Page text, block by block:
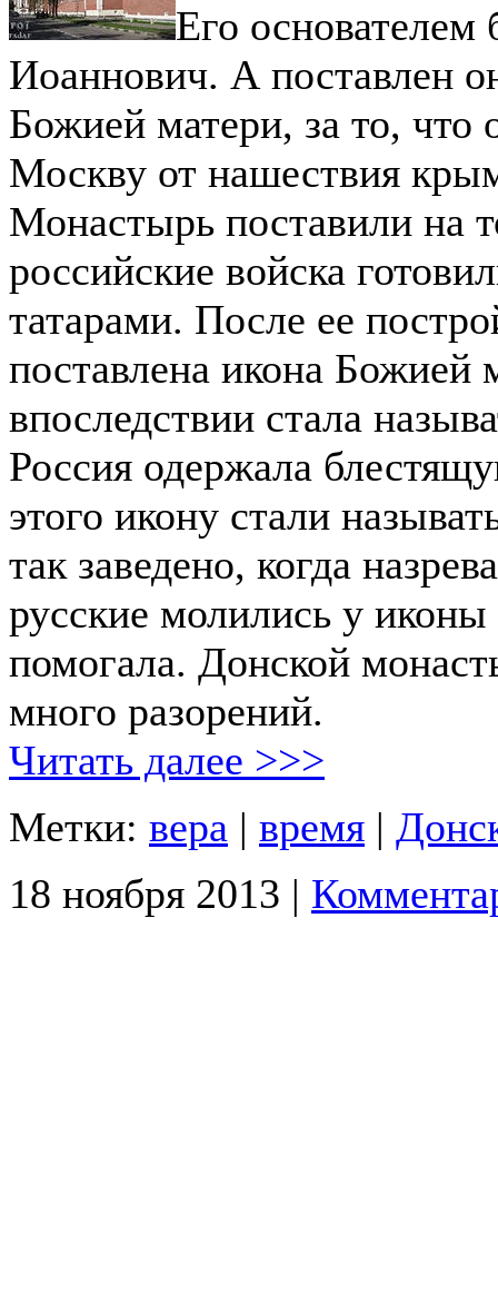
Его
Иоаннович. А поставлен
Божией матери, за то, что
Москву от нашествия
Монастырь поставили на
российские войска
татарами. После ее
поставлена икона Божией
впоследствии стала
Россия одержала
этого икону стали
так заведено, когда
русские молились у
помогала. Донской
много разорений.
Читать далее >>>
Метки: вера | время |
18 ноября 2013 |